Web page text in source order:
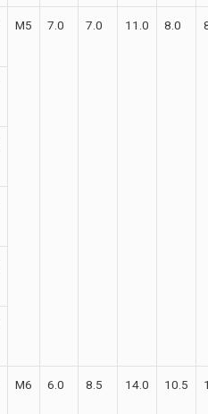
М5 7.0 7.0 11.0 8.0
М6 6.0 8.5 14.0 10.5